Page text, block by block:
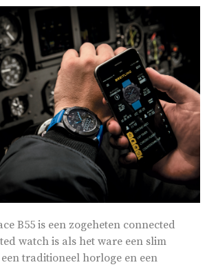
B55 is een zogeheten connected
watch is als het ware een slim
traditioneel horloge en een